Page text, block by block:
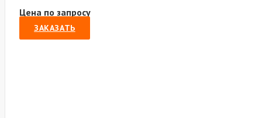
Цена по запросу
ЗАКАЗАТЬ